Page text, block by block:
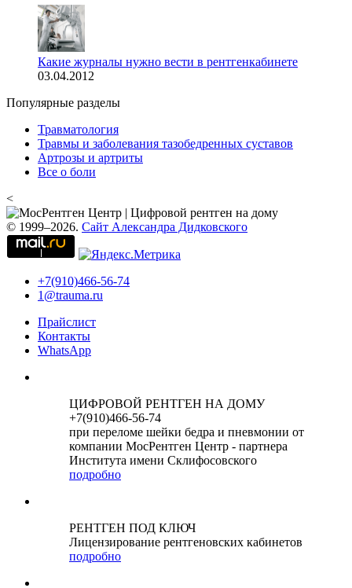
Какие журналы нужно вести в рентгенкабинете
03.04.2012
Популярные разделы
Травматология
Травмы и заболевания тазобедренных суставов
Артрозы и артриты
Все о боли
<
© 1999–2026. Сайт Александра Дидковского
+7(910)466-56-74
1@trauma.ru
Прайслист
Контакты
WhatsApp
ЦИФРОВОЙ РЕНТГЕН НА ДОМУ
+7(910)466-56-74
при переломе шейки бедра и пневмонии от
компании МосРентген Центр - партнера
Института имени Склифосовского
подробно
РЕНТГЕН ПОД КЛЮЧ
Лицензирование рентгеновских кабинетов
подробно